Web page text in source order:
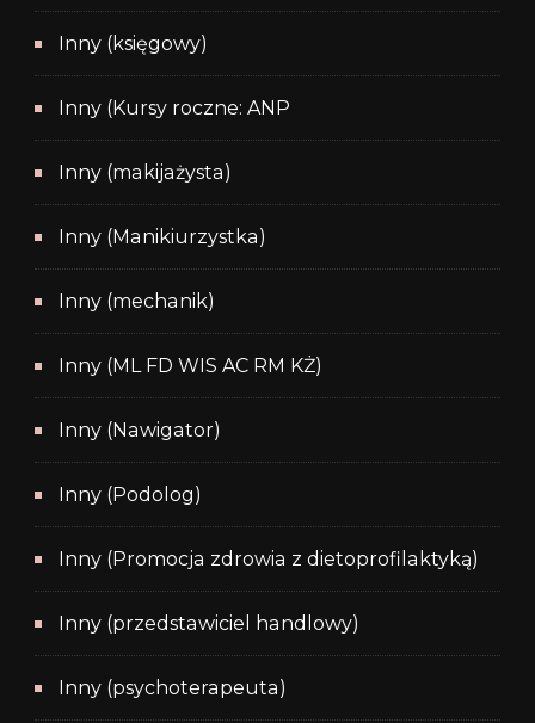
Inny (księgowy)
Inny (Kursy roczne: ANP
Inny (makijażysta)
Inny (Manikiurzystka)
Inny (mechanik)
Inny (ML FD WIS AC RM KŻ)
Inny (Nawigator)
Inny (Podolog)
Inny (Promocja zdrowia z dietoprofilaktyką)
Inny (przedstawiciel handlowy)
Inny (psychoterapeuta)